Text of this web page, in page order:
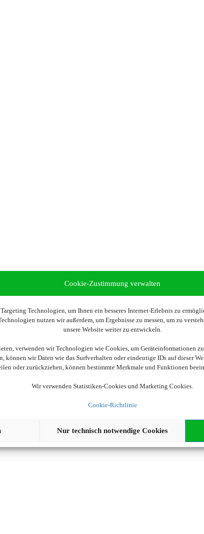
Cookie-Zustimmung verwalten
Technologien, um Ihnen ein besseres Internet-Erlebnis zu
nutzen wir außerdem, um Ergebnisse zu messen, um zu
unsere Website weiter zu entwickeln.
verwenden wir Technologien wie Cookies, um Geräteinformationen
können wir Daten wie das Surfverhalten oder eindeutige IDs auf dieser
oder zurückziehen, können bestimmte Merkmale und Funktionen
Wir verwenden Statistiken-Cookies und Marketing Cookies.
Cookie-Richtlinie
Nur technisch notwendige Cookies